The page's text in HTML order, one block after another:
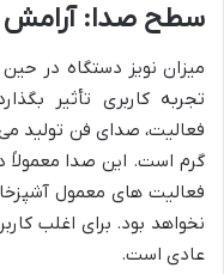
سطح صدا: آرامش
میزان نویز دستگاه در
فعالیت، صدای فن تولید
گرم است. این صدا معمولاً
فعالیت های معمول
نخواهد بود. برای اغلب
عادی است.